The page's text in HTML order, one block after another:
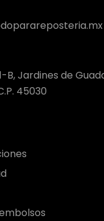
B, Jardines de
45030